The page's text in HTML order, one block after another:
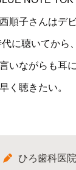
順子さんはデ
代に聴いてから
いながらも耳
く聴きたい。
ひろ歯科医院